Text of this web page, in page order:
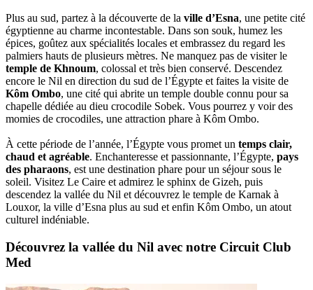
Plus au sud, partez à la découverte de la ville d’Esna, une petite cité
égyptienne au charme incontestable. Dans son souk, humez les
épices, goûtez aux spécialités locales et embrassez du regard les
palmiers hauts de plusieurs mètres. Ne manquez pas de visiter le
temple de Khnoum, colossal et très bien conservé. Descendez
encore le Nil en direction du sud de l’Égypte et faites la visite de
Kôm Ombo, une cité qui abrite un temple double connu pour sa
chapelle dédiée au dieu crocodile Sobek. Vous pourrez y voir des
momies de crocodiles, une attraction phare à Kôm Ombo.
À cette période de l’année, l’Égypte vous promet un temps clair,
chaud et agréable. Enchanteresse et passionnante, l’Égypte, pays
des pharaons, est une destination phare pour un séjour sous le
soleil. Visitez Le Caire et admirez le sphinx de Gizeh, puis
descendez la vallée du Nil et découvrez le temple de Karnak à
Louxor, la ville d’Esna plus au sud et enfin Kôm Ombo, un atout
culturel indéniable.
Découvrez la vallée du Nil avec notre Circuit Club
Med